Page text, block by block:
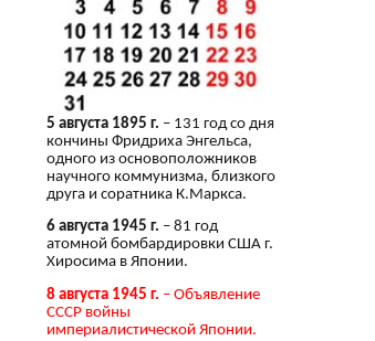
5 августа 1895 г. – 131 год со дня
кончины Фридриха Энгельса,
одного из основоположников
научного коммунизма, близкого
друга и соратника К.Маркса.
6 августа 1945 г. – 81 год
атомной бомбардировки США г.
Хиросима в Японии.
8 августа 1945 г. – Объявление
СССР войны
империалистической Японии.